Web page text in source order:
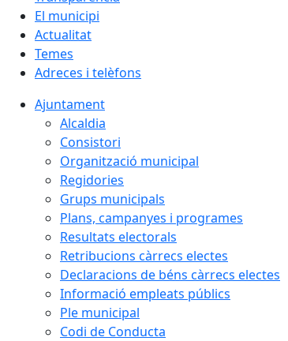
El municipi
Actualitat
Temes
Adreces i telèfons
Ajuntament
Alcaldia
Consistori
Organització municipal
Regidories
Grups municipals
Plans, campanyes i programes
Resultats electorals
Retribucions càrrecs electes
Declaracions de béns càrrecs electes
Informació empleats públics
Ple municipal
Codi de Conducta